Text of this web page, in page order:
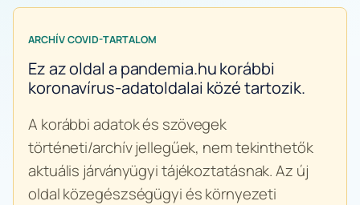
ARCHÍV COVID-TARTALOM
Ez az oldal a pandemia.hu korábbi
koronavírus-adatoldalai közé tartozik.
A korábbi adatok és szövegek
történeti/archív jellegűek, nem tekinthetők
aktuális járványügyi tájékoztatásnak. Az új
oldal közegészségügyi és környezeti